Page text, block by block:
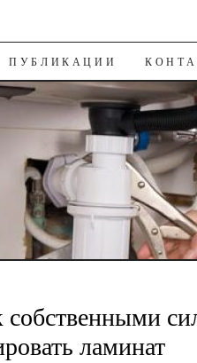
ПУБЛИКАЦИИ
собственными
ламинат